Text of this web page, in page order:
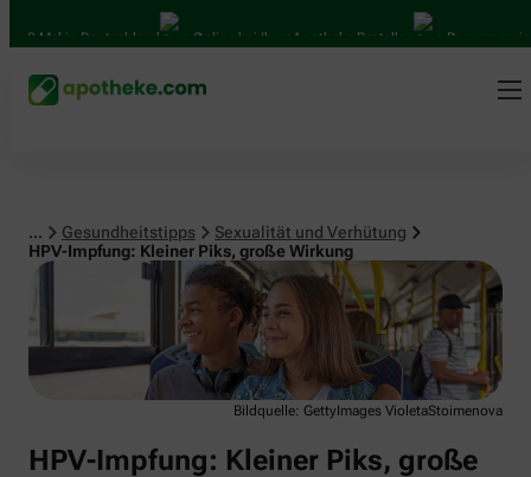
Mal in Deutschland Online bei Ihrer Apotheke Bestellen Bequem
... Gesundheitstipps
Sexualität und Verhütung
HPV-Impfung: Kleiner Piks, große Wirkung
Sexualität und Verhütung
Bildquelle: GettyImages VioletaStoimenova
HPV-Impfung: Kleiner Piks, große